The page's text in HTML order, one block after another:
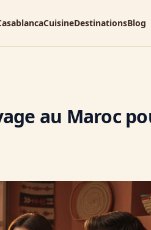
CuisineDestinationsBlog
au Maroc